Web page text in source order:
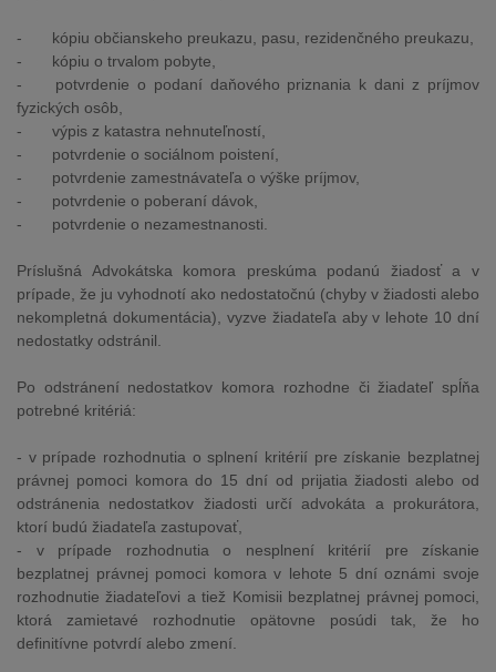
-
kópiu občianskeho preukazu, pasu, rezidenčného preukazu,
-
kópiu o trvalom pobyte,
-
potvrdenie o podaní daňového priznania k dani z príjmov
fyzických osôb,
-
výpis z katastra nehnuteľností,
-
potvrdenie o sociálnom poistení,
-
potvrdenie zamestnávateľa o výške príjmov,
-
potvrdenie o poberaní dávok,
-
potvrdenie o nezamestnanosti.
Príslušná Advokátska komora preskúma podanú žiadosť a v
prípade, že ju vyhodnotí ako nedostatočnú (chyby v žiadosti alebo
nekompletná dokumentácia), vyzve žiadateľa aby v lehote 10 dní
nedostatky odstránil.
Po odstránení nedostatkov komora rozhodne či žiadateľ spĺňa
potrebné kritériá:
- v prípade rozhodnutia o splnení kritérií pre získanie bezplatnej
právnej pomoci komora do 15 dní od prijatia žiadosti alebo od
odstránenia nedostatkov žiadosti určí advokáta a prokurátora,
ktorí budú žiadateľa zastupovať,
- v prípade rozhodnutia o nesplnení kritérií pre získanie
bezplatnej právnej pomoci komora v lehote 5 dní oznámi svoje
rozhodnutie žiadateľovi a tiež Komisii bezplatnej právnej pomoci,
ktorá zamietavé rozhodnutie opätovne posúdi tak, že ho
definitívne potvrdí alebo zmení.